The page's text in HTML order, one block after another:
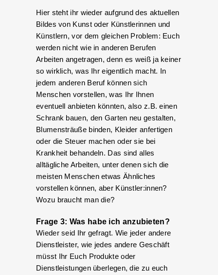
Hier steht ihr wieder aufgrund des aktuellen
Bildes von Kunst oder Künstlerinnen und
Künstlern, vor dem gleichen Problem: Euch
werden nicht wie in anderen Berufen
Arbeiten angetragen, denn es weiß ja keiner
so wirklich, was Ihr eigentlich macht. In
jedem anderen Beruf können sich
Menschen vorstellen, was Ihr Ihnen
eventuell anbieten könnten, also z.B. einen
Schrank bauen, den Garten neu gestalten,
Blumensträuße binden, Kleider anfertigen
oder die Steuer machen oder sie bei
Krankheit behandeln. Das sind alles
alltägliche Arbeiten, unter denen sich die
meisten Menschen etwas Ähnliches
vorstellen können, aber Künstler:innen?
Wozu braucht man die?
Frage 3: Was habe ich anzubieten?
Wieder seid Ihr gefragt. Wie jeder andere
Dienstleister, wie jedes andere Geschäft
müsst Ihr Euch Produkte oder
Dienstleistungen überlegen, die zu euch